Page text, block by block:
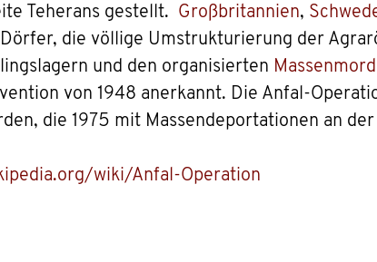
Teherans gestellt. Großbritannien,
die völlige Umstrukturierung der
und den organisierten Massenmord
von 1948 anerkannt. Die Anfal-
die 1975 mit Massendeportationen an
wiki/Anfal-Operation